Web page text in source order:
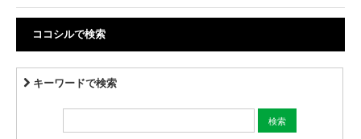
ココシルで検索
キーワードで検索